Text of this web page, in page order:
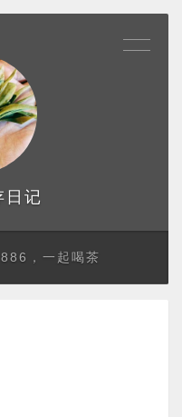
日记
，一起喝茶